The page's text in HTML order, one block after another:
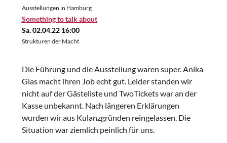
Ausstellungen in Hamburg
Something to talk about
Sa. 02.04.22 16:00
Strukturen der Macht
Die Führung und die Ausstellung waren super. Anika
Glas macht ihren Job echt gut. Leider standen wir
nicht auf der Gästeliste und TwoTickets war an der
Kasse unbekannt. Nach längeren Erklärungen
wurden wir aus Kulanzgründen reingelassen. Die
Situation war ziemlich peinlich für uns.